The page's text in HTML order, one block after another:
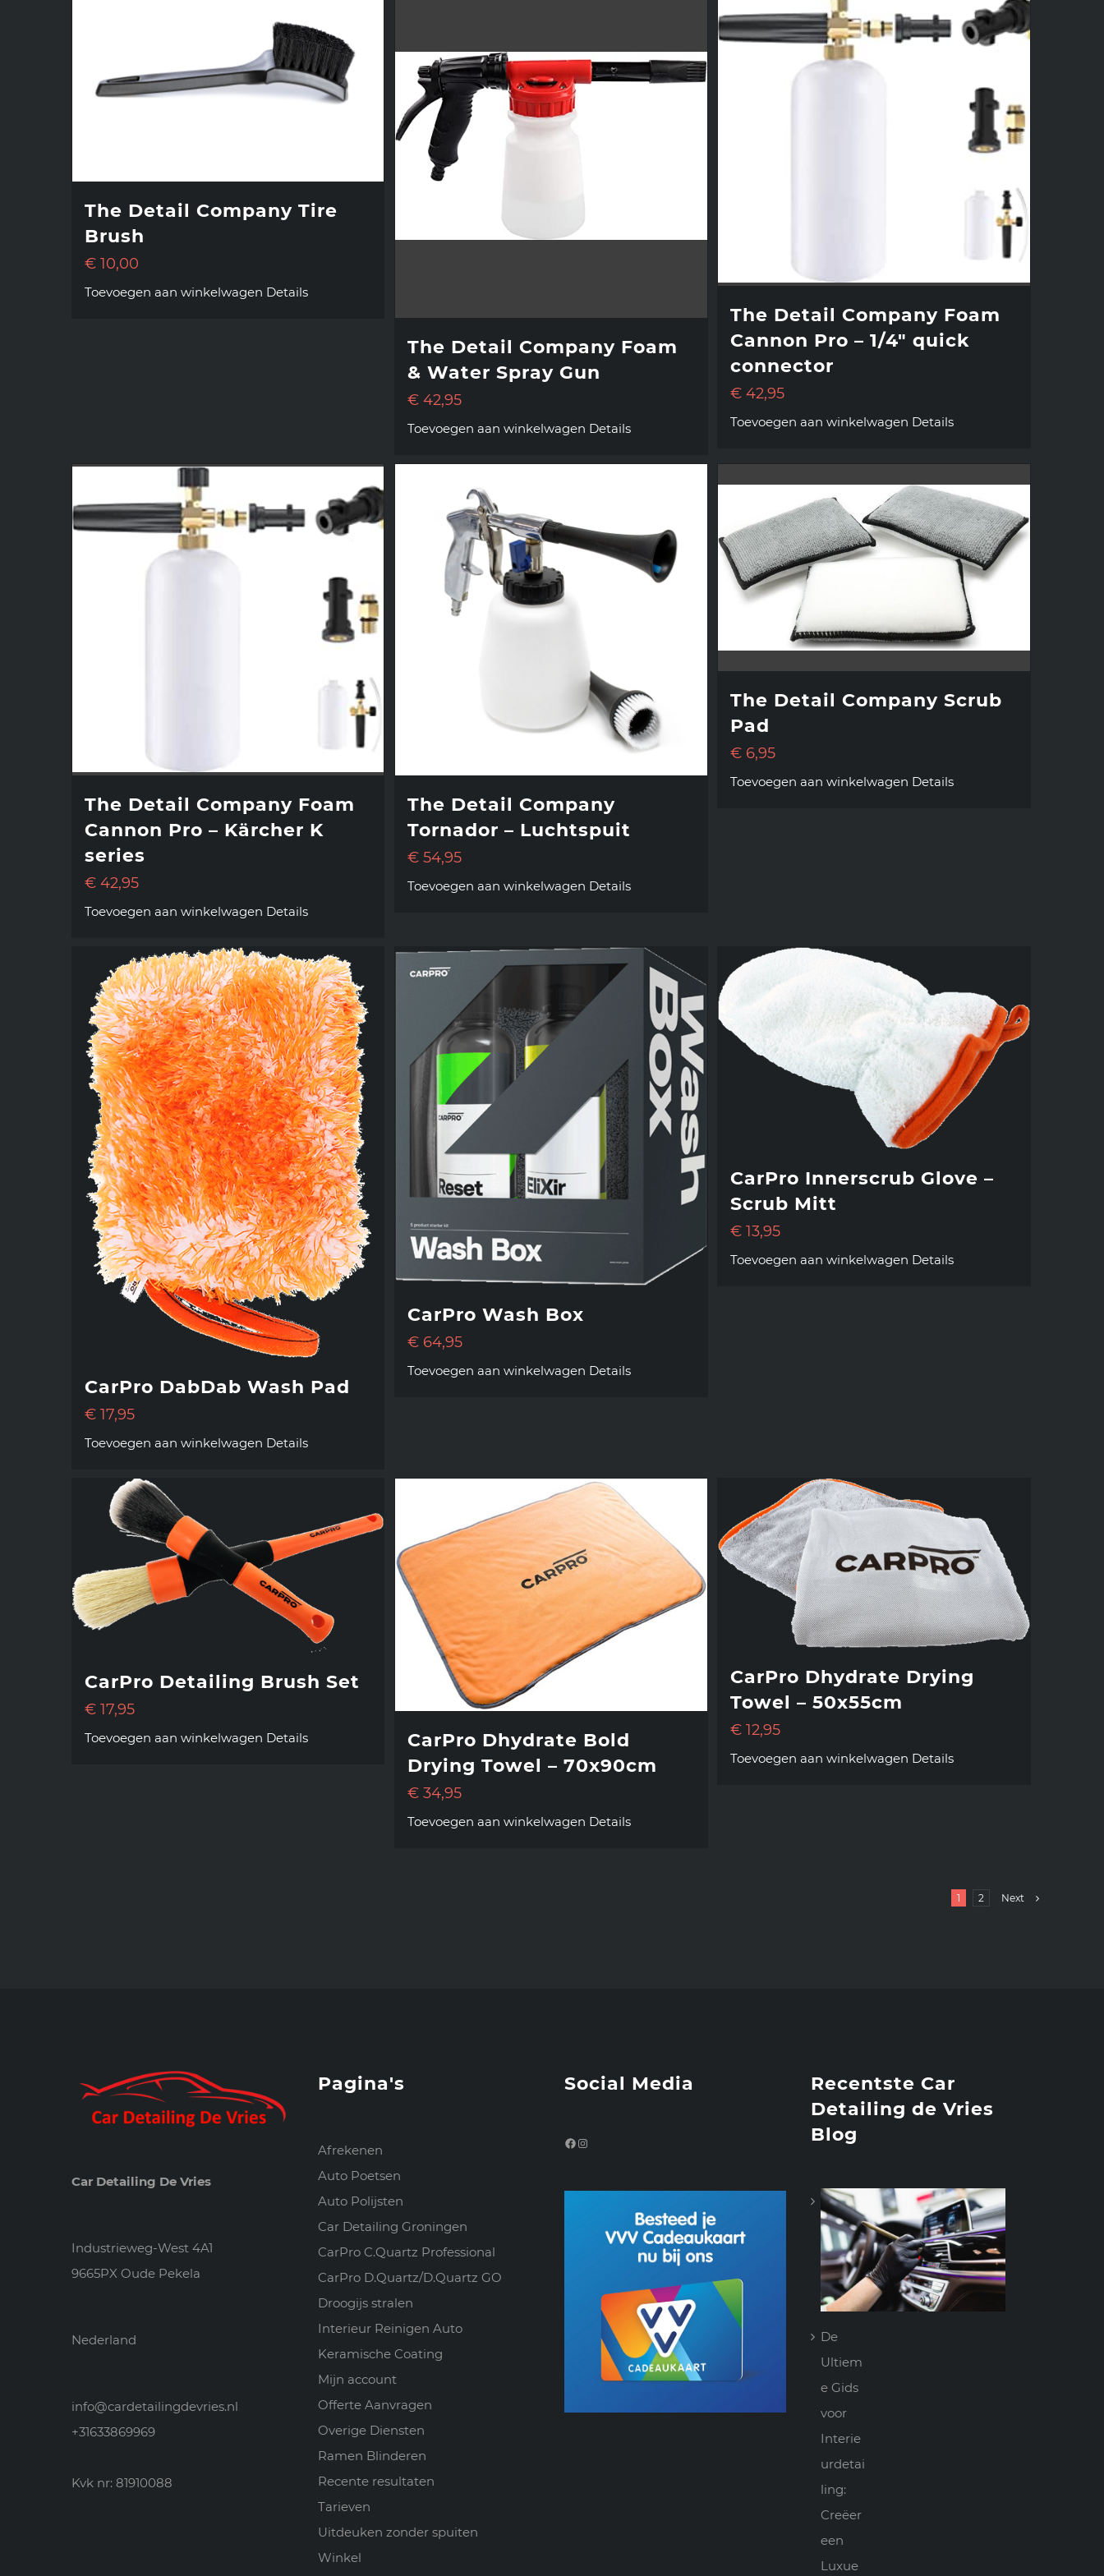
The Detail Company Tire
Brush
€ 10,00
Toevoegen aan winkelwagen Details
The Detail Company Foam
& Water Spray Gun
€ 42,95
Toevoegen aan winkelwagen Details
The Detail Company Foam
Cannon Pro – 1/4″ quick
connector
€ 42,95
Toevoegen aan winkelwagen Details
The Detail Company Foam
Cannon Pro – Kärcher K
series
€ 42,95
Toevoegen aan winkelwagen Details
The Detail Company
Tornador – Luchtspuit
€ 54,95
Toevoegen aan winkelwagen Details
The Detail Company Scrub
Pad
€ 6,95
Toevoegen aan winkelwagen Details
CarPro DabDab Wash Pad
€ 17,95
Toevoegen aan winkelwagen Details
CarPro Wash Box
€ 64,95
Toevoegen aan winkelwagen Details
CarPro Innerscrub Glove –
Scrub Mitt
€ 13,95
Toevoegen aan winkelwagen Details
CarPro Detailing Brush Set
€ 17,95
Toevoegen aan winkelwagen Details
CarPro Dhydrate Bold
Drying Towel – 70x90cm
€ 34,95
Toevoegen aan winkelwagen Details
CarPro Dhydrate Drying
Towel – 50x55cm
€ 12,95
Toevoegen aan winkelwagen Details
1 2 Next
Car Detailing De Vries
Industrieweg-West 4A1
9665PX Oude Pekela
Nederland
info@cardetailingdevries.nl
+31633869969
Kvk nr: 81910088
Pagina's
Afrekenen
Auto Poetsen
Auto Polijsten
Car Detailing Groningen
CarPro C.Quartz Professional
CarPro D.Quartz/D.Quartz GO
Droogijs stralen
Interieur Reinigen Auto
Keramische Coating
Mijn account
Offerte Aanvragen
Overige Diensten
Ramen Blinderen
Recente resultaten
Tarieven
Uitdeuken zonder spuiten
Winkel
Social Media
Facebook
Recentste Car
Detailing de Vries
Blog
De
Ultiem
e Gids
voor
Interie
urdetai
ling:
Creëer
een
Luxue